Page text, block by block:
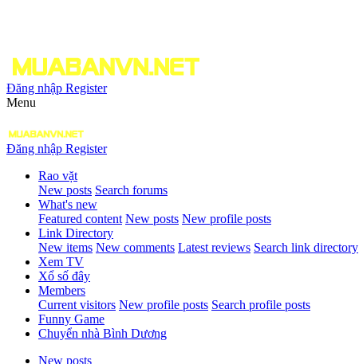
Đăng nhập Register
Menu
Đăng nhập Register
Rao vặt
New posts Search forums
What's new
Featured content New posts New profile posts
Link Directory
New items New comments Latest reviews Search link directory
Xem TV
Xổ số đây
Members
Current visitors New profile posts Search profile posts
Funny Game
Chuyển nhà Bình Dương
New posts